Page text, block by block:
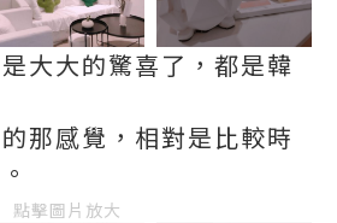
大大的驚喜了，都是韓
那感覺，相對是比較時
點擊圖片放大